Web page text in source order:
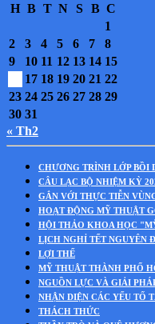
H B T N S B C
1
2
3 4 5 6 7
8
9
10 11 12 13 14 15
17 18 19 20 21 22
23 24 25 26 27 28 29
30 31
« Th2
CHƯƠNG TRÌNH LỚP BỒI
CÂU LẠC BỘ NHIỆM KỲ
GẮN VỚI THỰC TIỄN
HOẠT ĐỘNG MỸ THUẬT
HỘI THẢO KHOA HỌC
LỊCH NGHỈ TẾT NGUYÊN
LỢI THẾ
MỸ THUẬT THÀNH PHỐ
NGUỒN LỰC VÀ GIẢI
NHẬN DIỆN CÁC YẾU TỐ
THÁCH THỨC